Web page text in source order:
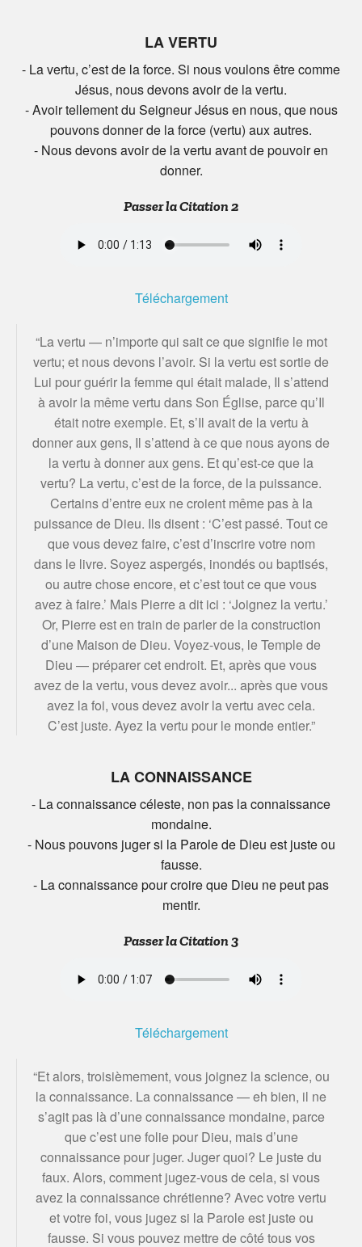
LA VERTU
- La vertu, c’est de la force. Si nous voulons être comme
Jésus, nous devons avoir de la vertu.
- Avoir tellement du Seigneur Jésus en nous, que nous
pouvons donner de la force (vertu) aux autres.
- Nous devons avoir de la vertu avant de pouvoir en
donner.
Passer la Citation 2
Téléchargement
“La vertu — n’importe qui sait ce que signifie le mot
vertu; et nous devons l’avoir. Si la vertu est sortie de
Lui pour guérir la femme qui était malade, Il s’attend
à avoir la même vertu dans Son Église, parce qu’Il
était notre exemple. Et, s’Il avait de la vertu à
donner aux gens, Il s’attend à ce que nous ayons de
la vertu à donner aux gens. Et qu’est-ce que la
vertu? La vertu, c’est de la force, de la puissance.
Certains d’entre eux ne croient même pas à la
puissance de Dieu. Ils disent : ‘C’est passé. Tout ce
que vous devez faire, c’est d’inscrire votre nom
dans le livre. Soyez aspergés, inondés ou baptisés,
ou autre chose encore, et c’est tout ce que vous
avez à faire.’ Mais Pierre a dit ici : ‘Joignez la vertu.’
Or, Pierre est en train de parler de la construction
d’une Maison de Dieu. Voyez-vous, le Temple de
Dieu — préparer cet endroit. Et, après que vous
avez de la vertu, vous devez avoir... après que vous
avez la foi, vous devez avoir la vertu avec cela.
C’est juste. Ayez la vertu pour le monde entier.”
LA CONNAISSANCE
- La connaissance céleste, non pas la connaissance
mondaine.
- Nous pouvons juger si la Parole de Dieu est juste ou
fausse.
- La connaissance pour croire que Dieu ne peut pas
mentir.
Passer la Citation 3
Téléchargement
“Et alors, troisièmement, vous joignez la science, ou
la connaissance. La connaissance — eh bien, il ne
s’agit pas là d’une connaissance mondaine, parce
que c’est une folie pour Dieu, mais d’une
connaissance pour juger. Juger quoi? Le juste du
faux. Alors, comment jugez-vous de cela, si vous
avez la connaissance chrétienne? Avec votre vertu
et votre foi, vous jugez si la Parole est juste ou
fausse. Si vous pouvez mettre de côté tous vos